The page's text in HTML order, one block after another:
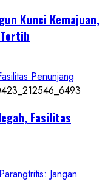
Kunci Kemajuan,
Penunjang
Fasilitas
Jangan